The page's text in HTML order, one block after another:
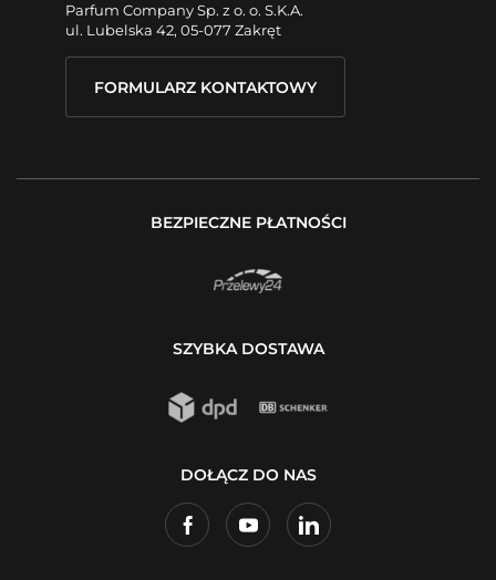
Parfum Company Sp. z o. o. S.K.A.
ul. Lubelska 42, 05-077 Zakręt
FORMULARZ KONTAKTOWY
BEZPIECZNE PŁATNOŚCI
SZYBKA DOSTAWA
DOŁĄCZ DO NAS